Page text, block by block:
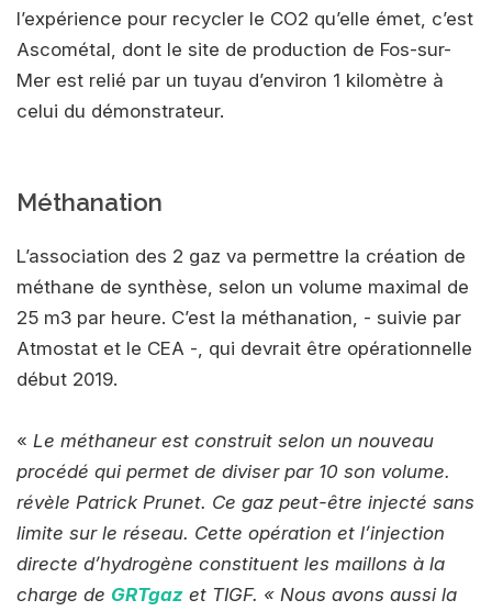
l’expérience pour recycler le CO2 qu’elle émet, c’est
Ascométal, dont le site de production de Fos-sur-
Mer est relié par un tuyau d’environ 1 kilomètre à
celui du démonstrateur.
Méthanation
L’association des 2 gaz va permettre la création de
méthane de synthèse, selon un volume maximal de
25 m3 par heure. C’est la méthanation, - suivie par
Atmostat et le CEA -, qui devrait être opérationnelle
début 2019.
« Le méthaneur est construit selon un nouveau
procédé qui permet de diviser par 10 son volume.
révèle Patrick Prunet. Ce gaz peut-être injecté sans
limite sur le réseau. Cette opération et l’injection
directe d’hydrogène constituent les maillons à la
charge de GRTgaz et TIGF. « Nous avons aussi la